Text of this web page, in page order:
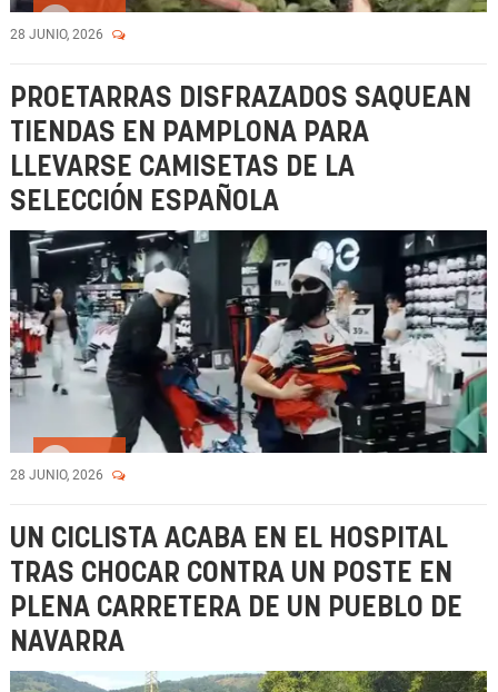
28 JUNIO, 2026
PROETARRAS DISFRAZADOS SAQUEAN
TIENDAS EN PAMPLONA PARA
LLEVARSE CAMISETAS DE LA
SELECCIÓN ESPAÑOLA
28 JUNIO, 2026
UN CICLISTA ACABA EN EL HOSPITAL
TRAS CHOCAR CONTRA UN POSTE EN
PLENA CARRETERA DE UN PUEBLO DE
NAVARRA